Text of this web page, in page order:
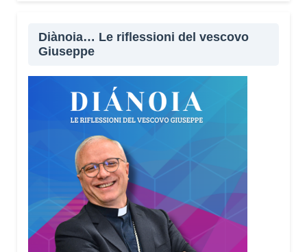
Diànoia… Le riflessioni del vescovo
Giuseppe